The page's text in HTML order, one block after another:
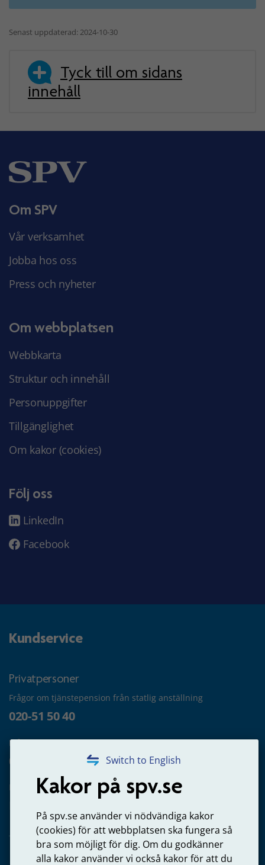
Switch to English
Kakor på spv.se
På spv.se använder vi nödvändiga kakor
(cookies) för att webbplatsen ska fungera så
bra som möjligt för dig. Om du godkänner
alla kakor använder vi också kakor för att du
Senast uppdaterad: 2024-10-30
Tyck till om sidans
innehåll
Om SPV
Vår verksamhet
Jobba hos oss
Press och nyheter
Om webbplatsen
Webbkarta
Struktur och innehåll
Personuppgifter
Tillgänglighet
Om kakor (cookies)
Följ oss
LinkedIn
Facebook
Kundservice
Privatpersoner
Frågor om tjänstepension från statlig anställning
020-51 50 40
Frågor om utbetalning
020-65 00 65
Kontakta oss